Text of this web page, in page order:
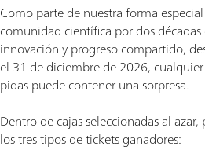
Como parte de nuestra forma
comunidad científica por dos
innovación y progreso compartido,
el 31 de diciembre de 2026,
pidas puede contener una sorpresa.
Dentro de cajas seleccionadas al
los tres tipos de tickets ganadores: